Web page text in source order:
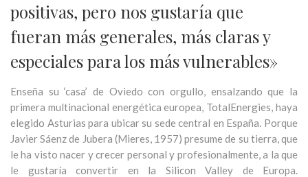
positivas, pero nos gustaría que
fueran más generales, más claras y
especiales para los más vulnerables»
Enseña su ‘casa’ de Oviedo con orgullo, ensalzando que la
primera multinacional energética europea, TotalEnergies, haya
elegido Asturias para ubicar su sede central en España. Porque
Javier Sáenz de Jubera (Mieres, 1957) presume de su tierra, que
le ha visto nacer y crecer personal y profesionalmente, a la que
le gustaría convertir en la Silicon Valley de Europa.